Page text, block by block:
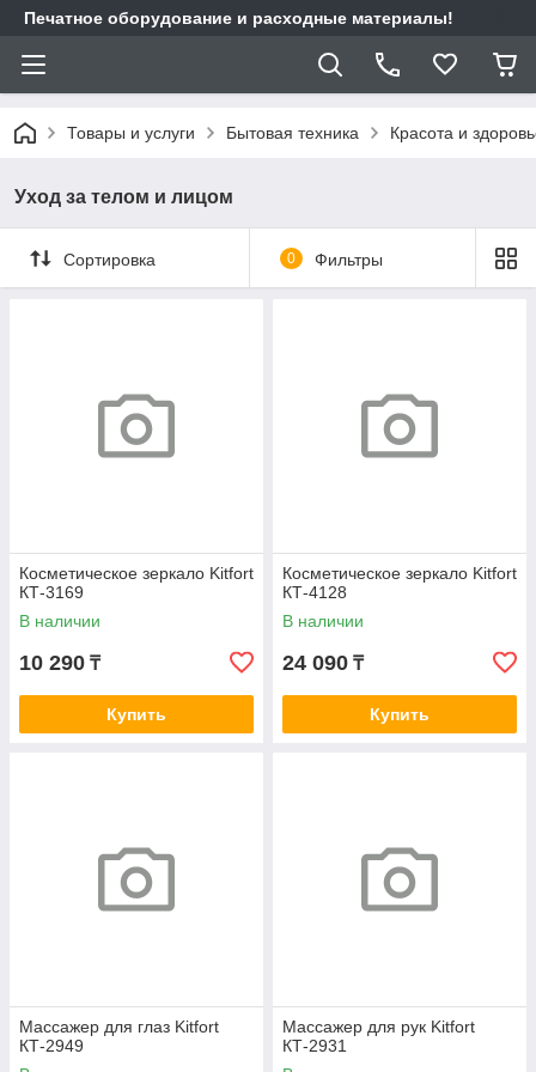
Печатное оборудование и расходные материалы!
Товары и услуги Бытовая техника Красота и
Уход за телом и лицом
Сортировка 0 Фильтры
Косметическое зеркало Kitfort
КТ-3169
В наличии
10 290 ₸
Купить
Косметическое зеркало Kitfort
КТ-4128
В наличии
24 090 ₸
Купить
Массажер для глаз Kitfort
КТ-2949
Массажер для рук Kitfort
КТ-2931